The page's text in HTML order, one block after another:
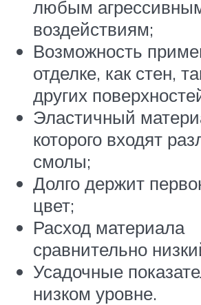
любым
воздействиям;
Возможность
отделке, как стен,
других
Эластичный
которого входят
смолы;
Долго держит
цвет;
Расход материала
сравнительно
Усадочные
низком уровне.